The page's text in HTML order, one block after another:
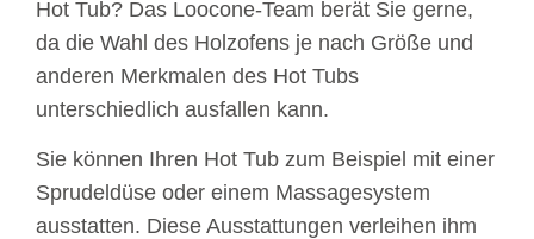
Hot Tub? Das Loocone-Team berät Sie gerne,
da die Wahl des Holzofens je nach Größe und
anderen Merkmalen des Hot Tubs
unterschiedlich ausfallen kann.
Sie können Ihren Hot Tub zum Beispiel mit einer
Sprudeldüse oder einem Massagesystem
ausstatten. Diese Ausstattungen verleihen ihm